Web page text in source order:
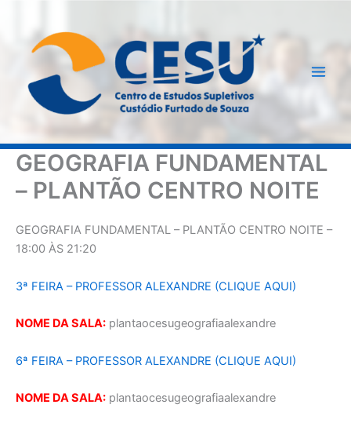
GEOGRAFIA FUNDAMENTAL
– PLANTÃO CENTRO NOITE
GEOGRAFIA FUNDAMENTAL – PLANTÃO CENTRO NOITE –
18:00 ÀS 21:20
3ª FEIRA – PROFESSOR ALEXANDRE (CLIQUE AQUI)
NOME DA SALA: plantaocesugeografiaalexandre
6ª FEIRA – PROFESSOR ALEXANDRE (CLIQUE AQUI)
NOME DA SALA: plantaocesugeografiaalexandre